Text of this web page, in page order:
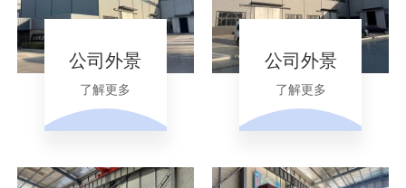
公司外景
了解更多
公司外景
了解更多